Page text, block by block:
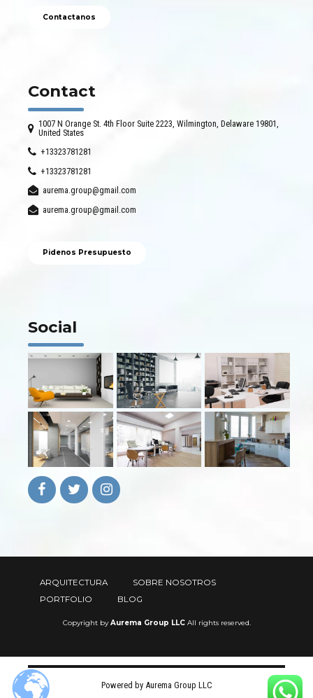
Contactanos
Contact
1007 N Orange St. 4th Floor Suite 2223, Wilmington, Delaware 19801,
United States
+13323781281
+13323781281
aurema.group@gmail.com
aurema.group@gmail.com
Pidenos Presupuesto
Social
ARQUITECTURA
SOBRE NOSOTROS
PORTFOLIO
BLOG
Copyright byAurema Group LLCAll rights reserved.
Powered by Aurema Group LLC